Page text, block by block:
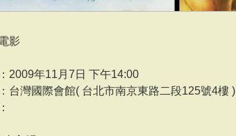
影
2009年11月7日 下午14:00
台灣國際會館( 台北市南京東路二段125號4樓 )